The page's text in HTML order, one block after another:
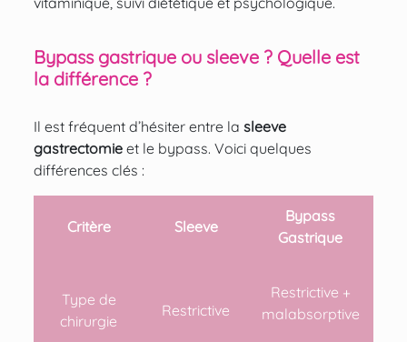
Bypass gastrique ou sleeve ? Quelle est
la différence ?
Il est fréquent d’hésiter entre la sleeve
gastrectomieet le bypass. Voici quelques
différences clés :
Critère Sleeve
Bypass
Gastrique
Type de
chirurgie
Restrictive
Restrictive +
malabsorptive